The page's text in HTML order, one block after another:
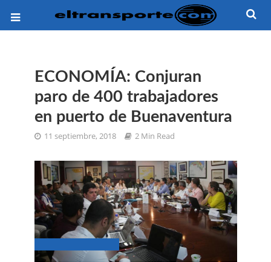
ECONOMÍA: Conjuran
paro de 400 trabajadores
en puerto de Buenaventura
11 septiembre, 2018 2 Min Read